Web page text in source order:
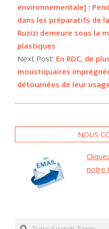
06
environnementale] :
dans les préparatifs de
Ruzizi demeure sous la
plastiques
Next Post: En RDC, de
moustiquaires
détournées de leur
NOUS
notre
Search